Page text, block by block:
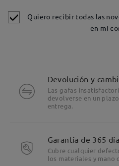
Quiero recibir todas las
en mi
Devolución y
Las gafas
devolverse en un
entrega.
Garantía de 365
Cubre cualquier
los materiales y mano